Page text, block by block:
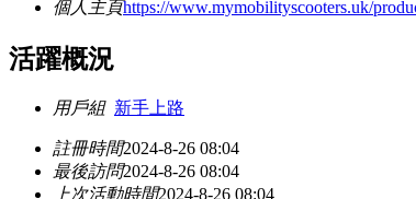
個人主頁https://www.mymobilityscooters.uk/
活躍概況
用戶組 新手上路
註冊時間2024-8-26 08:04
最後訪問2024-8-26 08:04
上次活動時間2024-8-26 08:04